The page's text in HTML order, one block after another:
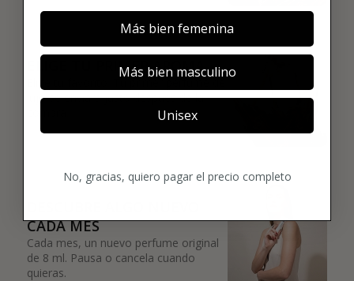
02
ELIGE TU PRIMER AROMA
lujo se enviará justo después de la
03
CADA MES
Cada mes, un nuevo perfume original
de 8 ml. Pausa o cancela cuando
quieras.
Más bien femenina
Más bien masculino
Unisex
No, gracias, quiero pagar el precio completo